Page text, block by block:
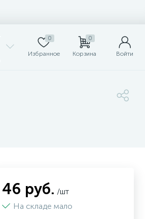
0
Избранное
0
Корзина Войти
46 руб. /шт
На складе мало